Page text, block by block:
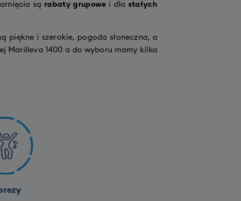
są rabaty grupowe i dla stałych
piękne i szerokie, pogoda słoneczna, a
Marilleva 1400 a do wyboru mamy kilka